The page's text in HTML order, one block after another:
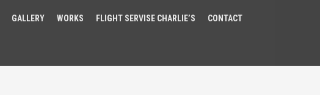
GALLERY WORKS FLIGHT SERVISE CHARLIE’S CONTACT